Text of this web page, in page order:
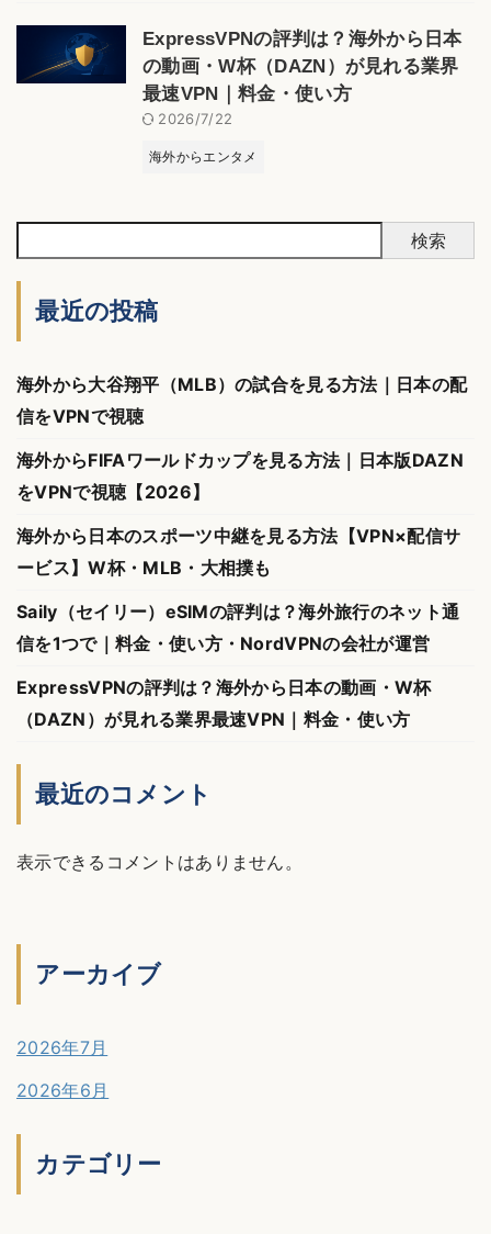
ExpressVPNの評判は？海外から日本
の動画・W杯（DAZN）が見れる業界
最速VPN｜料金・使い方
2026/7/22
海外からエンタメ
検索
最近の投稿
海外から大谷翔平（MLB）の試合を見る方法｜日本の配
信をVPNで視聴
海外からFIFAワールドカップを見る方法｜日本版DAZN
をVPNで視聴【2026】
海外から日本のスポーツ中継を見る方法【VPN×配信サ
ービス】W杯・MLB・大相撲も
Saily（セイリー）eSIMの評判は？海外旅行のネット通
信を1つで｜料金・使い方・NordVPNの会社が運営
ExpressVPNの評判は？海外から日本の動画・W杯
（DAZN）が見れる業界最速VPN｜料金・使い方
最近のコメント
表示できるコメントはありません。
アーカイブ
2026年7月
2026年6月
カテゴリー